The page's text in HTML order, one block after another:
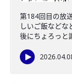
第184回目の放
しいご飯など
後にちょろっと